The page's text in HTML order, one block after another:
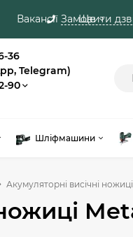
Замовити
Вакансії Ще
36
Telegram)
90
Шліфмашини
Акумуляторні висічні